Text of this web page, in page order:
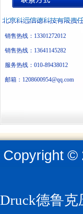
销售热线：13301272012
销售热线：13641145282
服务热线：010-89438012
邮箱：1208600954@qq.com
Copyright ©
Druck德鲁克